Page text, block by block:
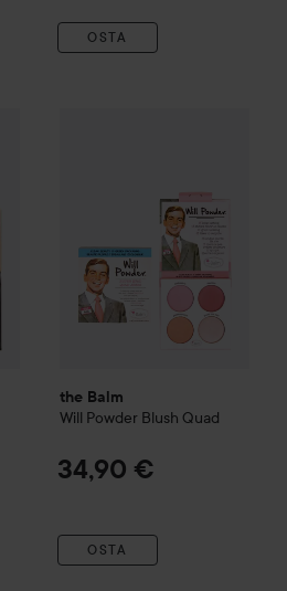
OSTA
the Balm
Will Powder Blush Quad
34,90 €
OSTA